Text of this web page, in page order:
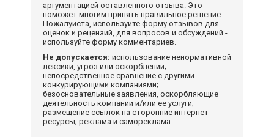
аргументацией оставленного отзыва. Это
поможет многим принять правильное решение.
Пожалуйста, используйте форму отзывов для
оценок и рецензий, для вопросов и обсуждений -
используйте форму комментариев.
Не допускается: использование ненормативной
лексики, угроз или оскорблений;
непосредственное сравнение с другими
конкурирующими компаниями;
безосновательные заявления, оскорбляющие
деятельность компании и/или ее услуги;
размещение ссылок на сторонние интернет-
ресурсы; реклама и самореклама.